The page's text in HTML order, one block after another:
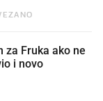
za Fruka ako ne
i novo